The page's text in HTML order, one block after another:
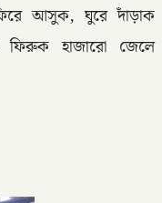
ফিরে আসুক, ঘুরে দাঁড়াক
ফিরুক হাজারো জেলে